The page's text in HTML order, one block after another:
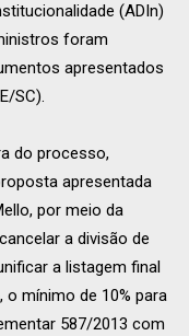
(ADIn)
foram
apresentados
SC).
do processo,
apresentada
por meio da
a divisão de
a listagem final
mínimo de 10% para
587/2013 com